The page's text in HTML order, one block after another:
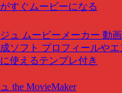
すぐムービーになる
the MovieMaker